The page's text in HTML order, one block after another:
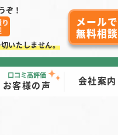
ぞ！
いたしません。
メールで
無料相談
口コミ高評価
お客様の声 会社案内